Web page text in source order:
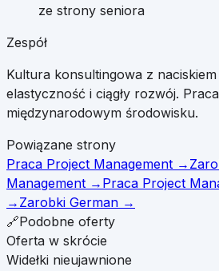
ze strony seniora
Zespół
Kultura konsultingowa z
elastyczność i ciągły rozwój.
międzynarodowym środowisku.
Powiązane strony
Praca Project Management →
Management → Praca Project
→ Zarobki German →
🔗Podobne oferty
Oferta w skrócie
Widełki nieujawnione